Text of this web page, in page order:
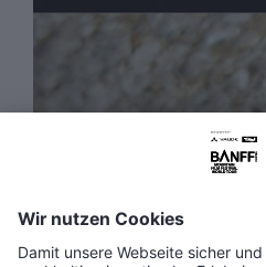
FAQ
Host a show